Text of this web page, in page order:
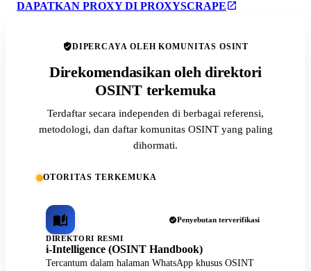
DAPATKAN PROXY DI PROXYSCRAPE
DIPERCAYA OLEH KOMUNITAS OSINT
Direkomendasikan oleh direktori
OSINT terkemuka
Terdaftar secara independen di berbagai referensi,
metodologi, dan daftar komunitas OSINT yang paling
dihormati.
OTORITAS TERKEMUKA
Penyebutan terverifikasi
DIREKTORI RESMI
i-Intelligence (OSINT Handbook)
Tercantum dalam halaman WhatsApp khusus OSINT